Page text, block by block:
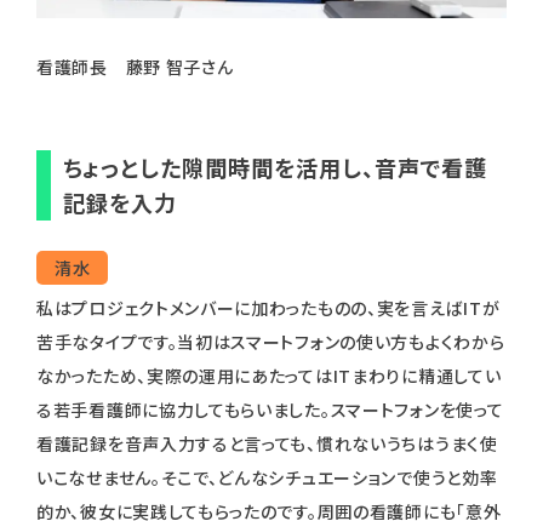
看護師長 藤野 智子さん
ちょっとした隙間時間を活用し、音声で看護
記録を入力
清水
私はプロジェクトメンバーに加わったものの、実を言えばITが
苦手なタイプです。当初はスマートフォンの使い方もよくわから
なかったため、実際の運用にあたってはITまわりに精通してい
る若手看護師に協力してもらいました。スマートフォンを使って
看護記録を音声入力すると言っても、慣れないうちはうまく使
いこなせません。そこで、どんなシチュエーションで使うと効率
的か、彼女に実践してもらったのです。周囲の看護師にも「意外